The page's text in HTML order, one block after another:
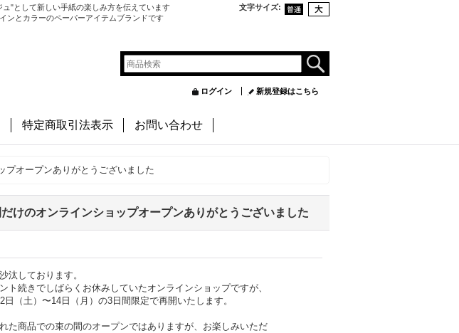
"として新しい手紙の楽しみ方を伝えています
ンとカラーのペーパーアイテムブランドです
文字サイズ:
ログイン 新規登録はこちら
特定商取引法表示 お問い合わせ
プオープンありがとうございました
けのオンラインショップオープンありがとうございました
汰しております。
ト続きでしばらくお休みしていたオンラインショップですが、
日（土）〜14日（月）の3日間限定で再開いたします。
た商品での束の間のオープンではありますが、お楽しみいただ